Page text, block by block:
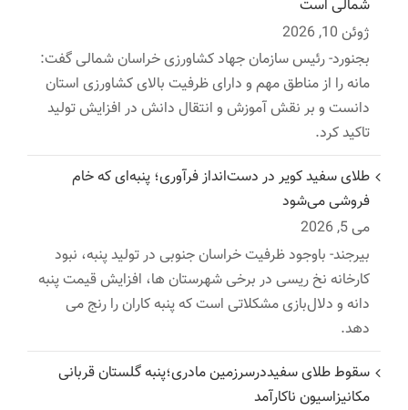
شمالی است
ژوئن 10, 2026
بجنورد- رئیس سازمان جهاد کشاورزی خراسان شمالی گفت:
مانه را از مناطق مهم و دارای ظرفیت بالای کشاورزی استان
دانست و بر نقش آموزش و انتقال دانش در افزایش تولید
تاکید کرد.
طلای سفید کویر در دست‌انداز فرآوری؛ پنبه‌ای که خام
فروشی می‌شود
می 5, 2026
بیرجند- باوجود ظرفیت خراسان جنوبی در تولید پنبه، نبود
کارخانه نخ ریسی در برخی شهرستان ها، افزایش قیمت پنبه
دانه و دلال‌بازی مشکلاتی است که پنبه کاران را رنج می
دهد.
سقوط طلای سفیددرسرزمین مادری؛پنبه گلستان قربانی
مکانیزاسیون ناکارآمد